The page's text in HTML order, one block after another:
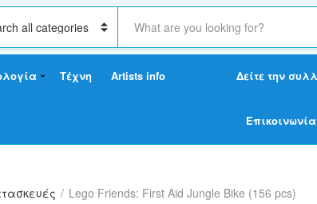
S
a
c
x
Τέχνη Artists info Δείτε την
Επικοινωνία
/ Lego Friends: First Aid Jungle Bike (156 pcs)